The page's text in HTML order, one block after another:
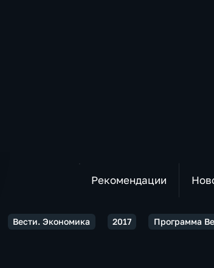
Рекомендации
Вести. Экономика 2017 Программа